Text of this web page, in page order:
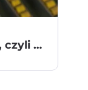
Logistyka, która pomaga, czyli Action SA w programie wsparcia zdrowia psychicznego dzieci